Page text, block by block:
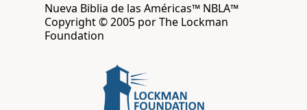
Nueva Biblia de las Américas™ NBLA™
Copyright © 2005 por The Lockman
Foundation